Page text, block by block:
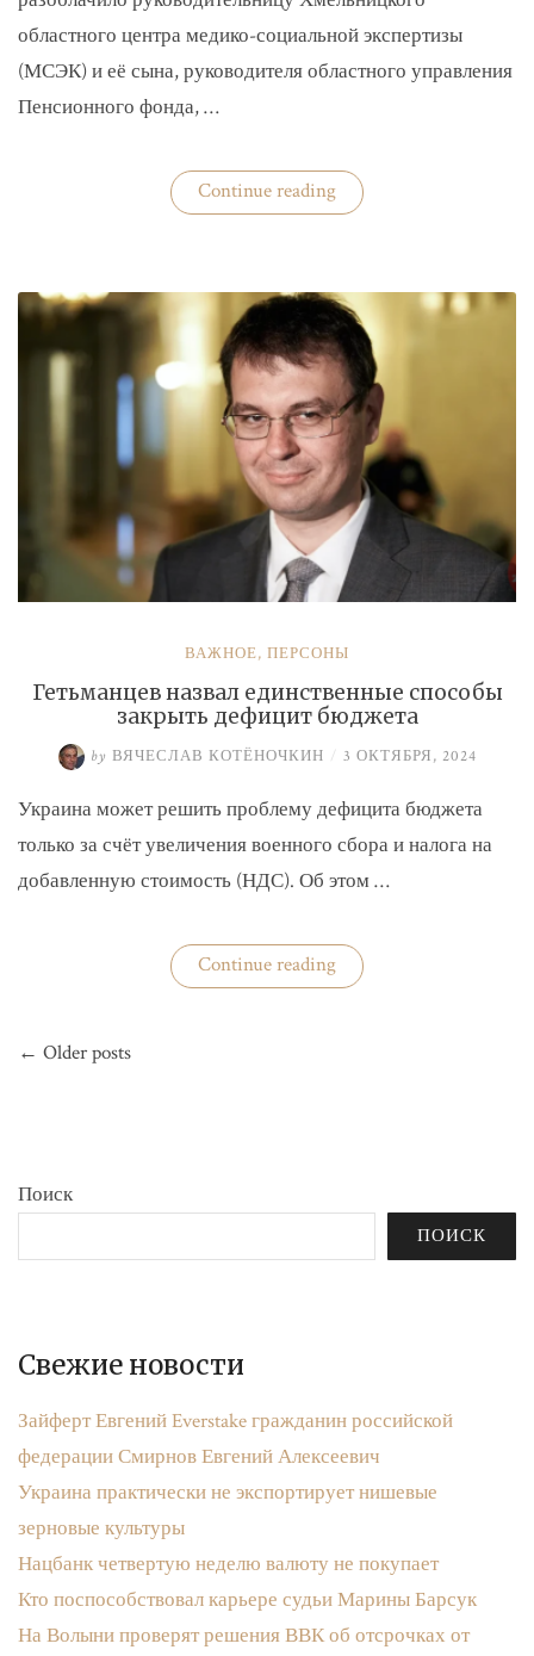
областного центра медико-социальной экспертизы
(МСЭК) и её сына, руководителя областного управления
Пенсионного фонда, …
Continue reading«В
Хмельницком
сын
зарабатывали
на
уклонистах»
ВАЖНОЕ, ПЕРСОНЫ
Гетьманцев назвал единственные способы
закрыть дефицит бюджета
by ВЯЧЕСЛАВ КОТЁНОЧКИН / 3 ОКТЯБРЯ, 2024
Украина может решить проблему дефицита бюджета
только за счёт увеличения военного сбора и налога на
добавленную стоимость (НДС). Об этом …
Continue reading«Гетьманцев
назвал
по
← Older posts
Поиск
ПОИСК
Свежие новости
Зайферт Евгений Everstake гражданин российской
федерации Смирнов Евгений Алексеевич
Украина практически не экспортирует нишевые
зерновые культуры
Нацбанк четвертую неделю валюту не покупает
Кто поспособствовал карьере судьи Марины Барсук
На Волыни проверят решения ВВК об отсрочках от